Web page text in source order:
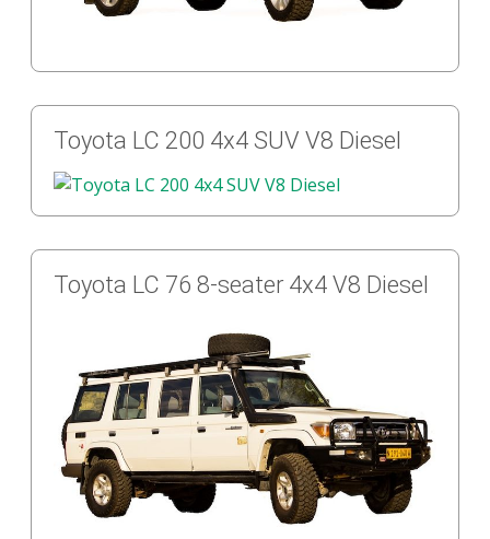
Toyota LC 200 4x4 SUV V8 Diesel
Toyota LC 76 8-seater 4x4 V8 Diesel